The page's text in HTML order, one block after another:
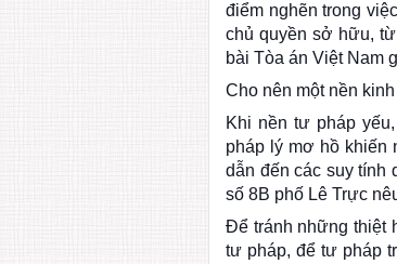
điểm nghẽn trong
chủ quyền sở hữu,
bài Tòa án Việt Nam
Cho nên một nền
Khi nền tư pháp
pháp lý mơ hồ khiến
dẫn đến các suy tính
số 8B phố Lê Trực
Để tránh những thiệt
tư pháp, để tư pháp